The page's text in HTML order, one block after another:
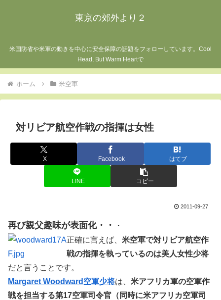
東京の郊外より２
米国防省や米軍の動きを中心に安全保障の話題をフォローしています。Cool
Head, But Warm Heartで
ホーム 米空軍
対リビア航空作戦の指揮は女性
X Facebook はてブ
LINE コピー
2011-09-27
再び親父趣味が表面化・・
・
正確に言えば、 米空軍で対リビア航空作
戦の指揮を執っているのは美人女性少将
だと言うことです。
Margaret Woodward空軍少将は、 米アフリカ軍の空軍作
戦を担当する第17空軍司令官（同時に米アフリカ空軍司